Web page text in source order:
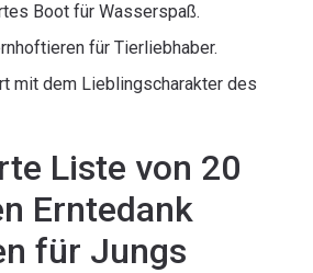
Boot für Wasserspaß.
für Tierliebhaber.
mit dem Lieblingscharakter des
Liste von 20
Erntedank
für Jungs